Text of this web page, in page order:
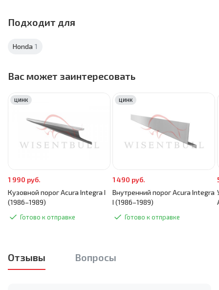
Подходит для
Honda 1
Вас может заинтересовать
1 990 руб.
Кузовной порог Acura Integra I
(1986–1989)
Готово к отправке
ЦИНК
1 490 руб.
Внутренний порог Acura Integra
I (1986–1989)
Готово к отправке
ЦИНК
Отзывы Вопросы